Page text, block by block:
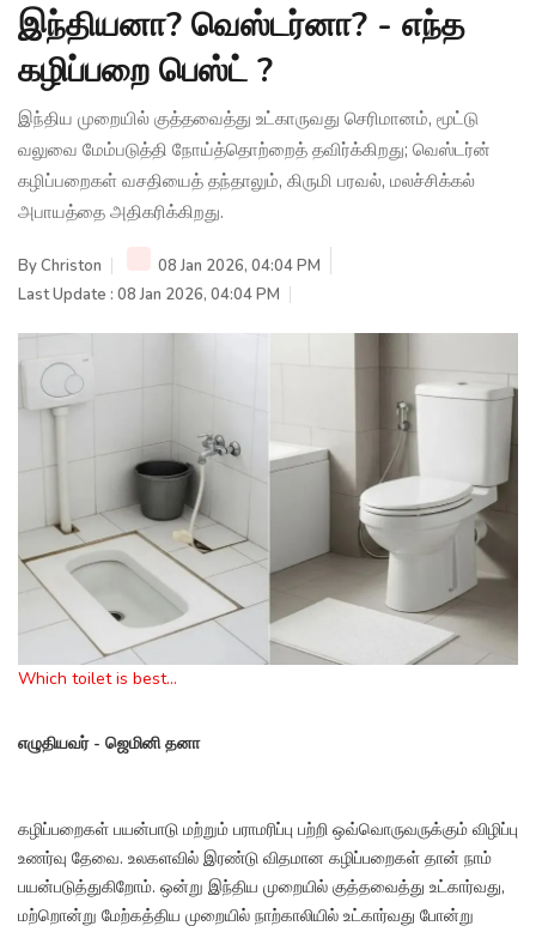
இந்தியனா? வெஸ்டர்னா? - எந்த
கழிப்பறை பெஸ்ட் ?
இந்திய முறையில் குத்தவைத்து உட்காருவது செரிமானம், மூட்டு
வலுவை மேம்படுத்தி நோய்த்தொற்றைத் தவிர்க்கிறது; வெஸ்டர்ன்
கழிப்பறைகள் வசதியைத் தந்தாலும், கிருமி பரவல், மலச்சிக்கல்
அபாயத்தை அதிகரிக்கிறது.
ByChriston
08 Jan 2026, 04:04 PM
Last Update : 08 Jan 2026, 04:04 PM
Which toilet is best...
எழுதியவர் - ஜெமினி தனா
கழிப்பறைகள் பயன்பாடு மற்றும் பராமரிப்பு பற்றி ஒவ்வொருவருக்கும் விழிப்பு
உணர்வு தேவை. உலகளவில் இரண்டு விதமான கழிப்பறைகள் தான் நாம்
பயன்படுத்துகிறோம். ஒன்று இந்திய முறையில் குத்தவைத்து உட்கார்வது,
மற்றொன்று மேற்கத்திய முறையில் நாற்காலியில் உட்கார்வது போன்று